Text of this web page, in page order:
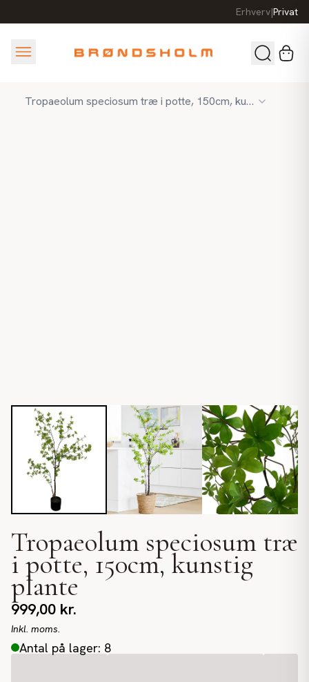
Erhverv|Privat
Tropaeolum speciosum træ i potte, 150cm, kunstig plante
Tropaeolum speciosum træ
i potte, 150cm, kunstig
plante
999,00 kr.
Inkl. moms.
Antal på lager: 8